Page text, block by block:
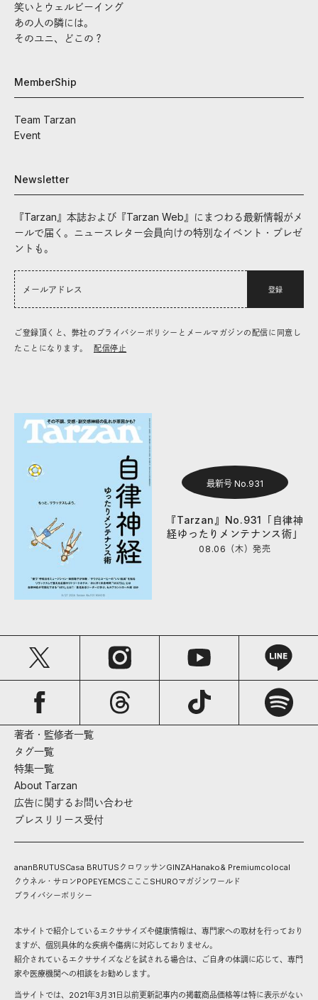
笑いとウェルビーイング
あの人の隣には。
そのユニ、どこの？
MemberShip
Team Tarzan
Event
Newsletter
『Tarzan』本誌および『Tarzan Web』にまつわる最新情報がメ
ールで届く。ニュースレター会員向けの特別なイベント・プレゼ
ントも。
登録
ご登録頂くと、弊社のプライバシーポリシーとメールマガジンの配信に同意し
たことになります。
配信停止
最新号 No.931
『Tarzan』No.931「自律神
経ゆったりメンテナンス術」
08.06（木）発売
著者・監修者一覧
タグ一覧
特集一覧
About Tarzan
広告に関するお問い合わせ
プレスリリース受付
ananBRUTUSCasa BRUTUS クロワッサンGINZAHanako& Premiumcolocal
クウネル・サロンPOPEYEMCS こここ SHUROマガジンワールド
プライバシーポリシー
本サイトで紹介しているエクササイズや健康情報は、専門家への取材を行っており
ますが、個別具体的な疾病や傷病に対応しておりません。
紹介されているエクササイズなどを試される場合は、ご自身の体調に応じて、専門
家や医療機関への相談をお勧めします。
当サイトでは、2021年3月31日以前更新記事内の掲載商品価格等は特に表示がない